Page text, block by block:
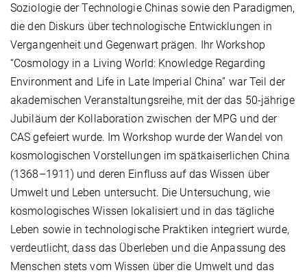
Soziologie der Technologie Chinas sowie den Paradigmen,
die den Diskurs über technologische Entwicklungen in
Vergangenheit und Gegenwart prägen. Ihr Workshop
“Cosmology in a Living World: Knowledge Regarding
Environment and Life in Late Imperial China” war Teil der
akademischen Veranstaltungsreihe, mit der das 50-jährige
Jubiläum der Kollaboration zwischen der MPG und der
CAS gefeiert wurde. Im Workshop wurde der Wandel von
kosmologischen Vorstellungen im spätkaiserlichen China
(1368–1911) und deren Einfluss auf das Wissen über
Umwelt und Leben untersucht. Die Untersuchung, wie
kosmologisches Wissen lokalisiert und in das tägliche
Leben sowie in technologische Praktiken integriert wurde,
verdeutlicht, dass das Überleben und die Anpassung des
Menschen stets vom Wissen über die Umwelt und das